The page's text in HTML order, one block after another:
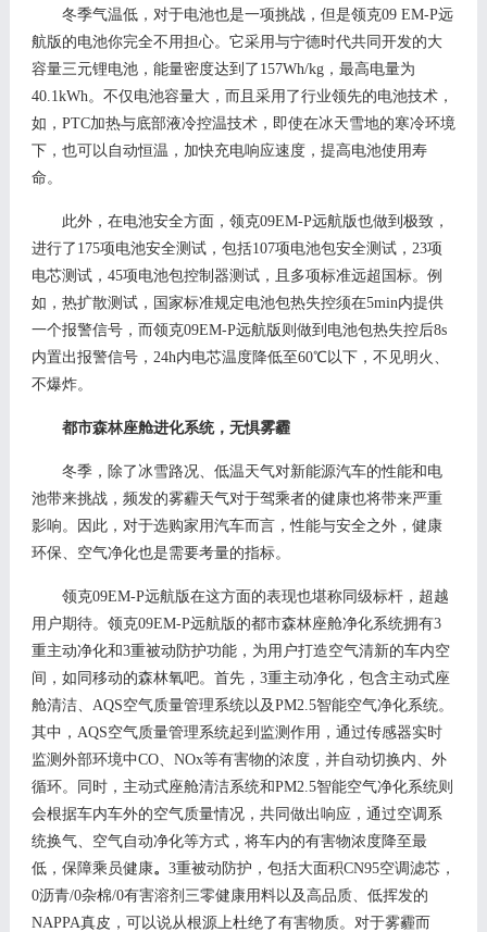
冬季气温低，对于电池也是一项挑战，但是领克09 EM-P远
航版的电池你完全不用担心。它采用与宁德时代共同开发的大
容量三元锂电池，能量密度达到了 157Wh/kg，最高电量为
40.1kWh。 不仅电池容量大，而且采用了行业领先的电池技术，
如， PTC加热与底部液冷控温技术，即使在冰天雪地的寒冷环境
下，也可以自动恒温，加快充电响应速度，提高电池使用寿
命。
此外，在电池安全方面，领克09EM-P远航版也做到极致，
进行了1 75项电池安全测试，包括107项电池包安全测试， 23项
电芯测试，45项电池包控制器测试，
且多项标准远超国标。例
如，热扩散测试，国家标准规定电池包热失控须在5min内提供
一个报警信号，而领克09EM-P远航版则做到电池包热失控后8s
内置出报警信号，24h内电芯温度降低至60℃以下，不见明火、
不爆炸。
都市森林座舱进化系统，无惧雾霾
冬季，除了冰雪路况、低温天气对新能源汽车的性能和电
池带来挑战，频发的雾霾天气对于驾乘者的健康也将带来严重
影响。因此，对于选购家用汽车而言，性能与安全之外，健康
环保、空气净化也是需要考量的指标。
领克09EM-P远航版在这方面的表现也堪称同级标杆，超越
用户期待。领克09EM-P远航版的都市森林座舱净化系统拥有3
重主动净化和3重被动防护功能，为用户打造空气清新的车内空
间，如同移动的森林氧吧。首先， 3重主动净化，包含主动式座
舱清洁、 AQS空气质量管理系统以及PM2.5智能空气净化系统。
其中， AQS空气质量管理系统起到监测作用， 通过传感器实时
监测外部环境中CO、NOx等有害物的浓度，并自动切换内、外
循环。同时，主动式座舱清洁系统和PM2.5智能空气净化系统则
会根据车内车外的空气质量情况， 共同做出响应 ，通过空调系
统换气、空气自动净化等方式，将车内的有害物浓度降至最
低，保障乘员健康。 3重被动防护，包括大面积CN95空调滤芯，
0沥青/0杂棉/0有害溶剂三零健康用料以及高品质、低挥发的
NAPPA真皮，可以说从根源上杜绝了有害物质。对于雾霾而